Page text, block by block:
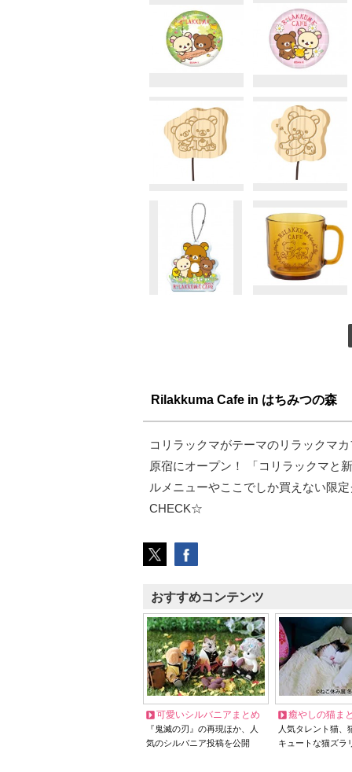
Rilakkuma Cafe in はちみつの森
コリラックマがテーマのリラックマ
原宿にオープン！ 「コリラックマと
ルメニューやここでしか買えない限
CHECK☆
おすすめコンテンツ
可愛いシルバニアまとめ
『鬼滅の刃』の再現ほか、人
気のシルバニア投稿を公開
癒やしの猫ま
人気タレント猫
キュートな猫ズラ